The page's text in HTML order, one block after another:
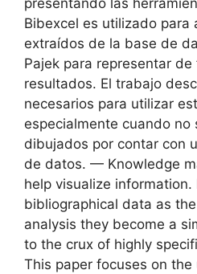
presentando las
Bibexcel es utilizado para
extraídos de la base de
Pajek para representar
resultados. El trabajo
necesarios para utilizar
especialmente cuando no
dibujados por contar con
de datos. — Knowledge
help visualize information.
bibliographical data as
analysis they become a
to the crux of highly
This paper focuses on